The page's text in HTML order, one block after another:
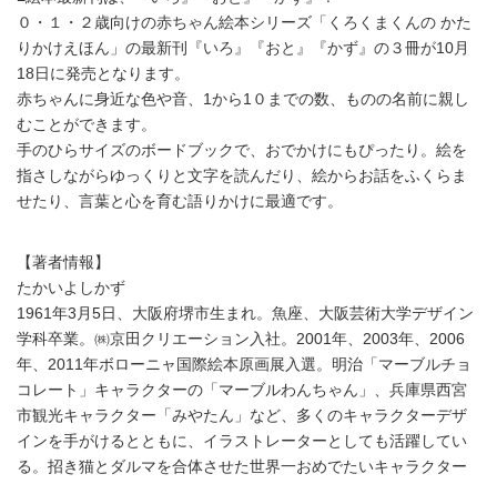
０・１・２歳向けの赤ちゃん絵本シリーズ「くろくまくんの かた
りかけえほん」の最新刊『いろ』『おと』『かず』の３冊が10月
18日に発売となります。
赤ちゃんに身近な色や音、1から1０までの数、ものの名前に親し
むことができます。
手のひらサイズのボードブックで、おでかけにもぴったり。絵を
指さしながらゆっくりと文字を読んだり、絵からお話をふくらま
せたり、言葉と心を育む語りかけに最適です。
【著者情報】
たかいよしかず
1961年3月5日、大阪府堺市生まれ。魚座、大阪芸術大学デザイン
学科卒業。㈱京田クリエーション入社。2001年、2003年、2006
年、2011年ボローニャ国際絵本原画展入選。明治「マーブルチョ
コレート」キャラクターの「マーブルわんちゃん」、兵庫県西宮
市観光キャラクター「みやたん」など、多くのキャラクターデザ
インを手がけるとともに、イラストレーターとしても活躍してい
る。招き猫とダルマを合体させた世界一おめでたいキャラクター